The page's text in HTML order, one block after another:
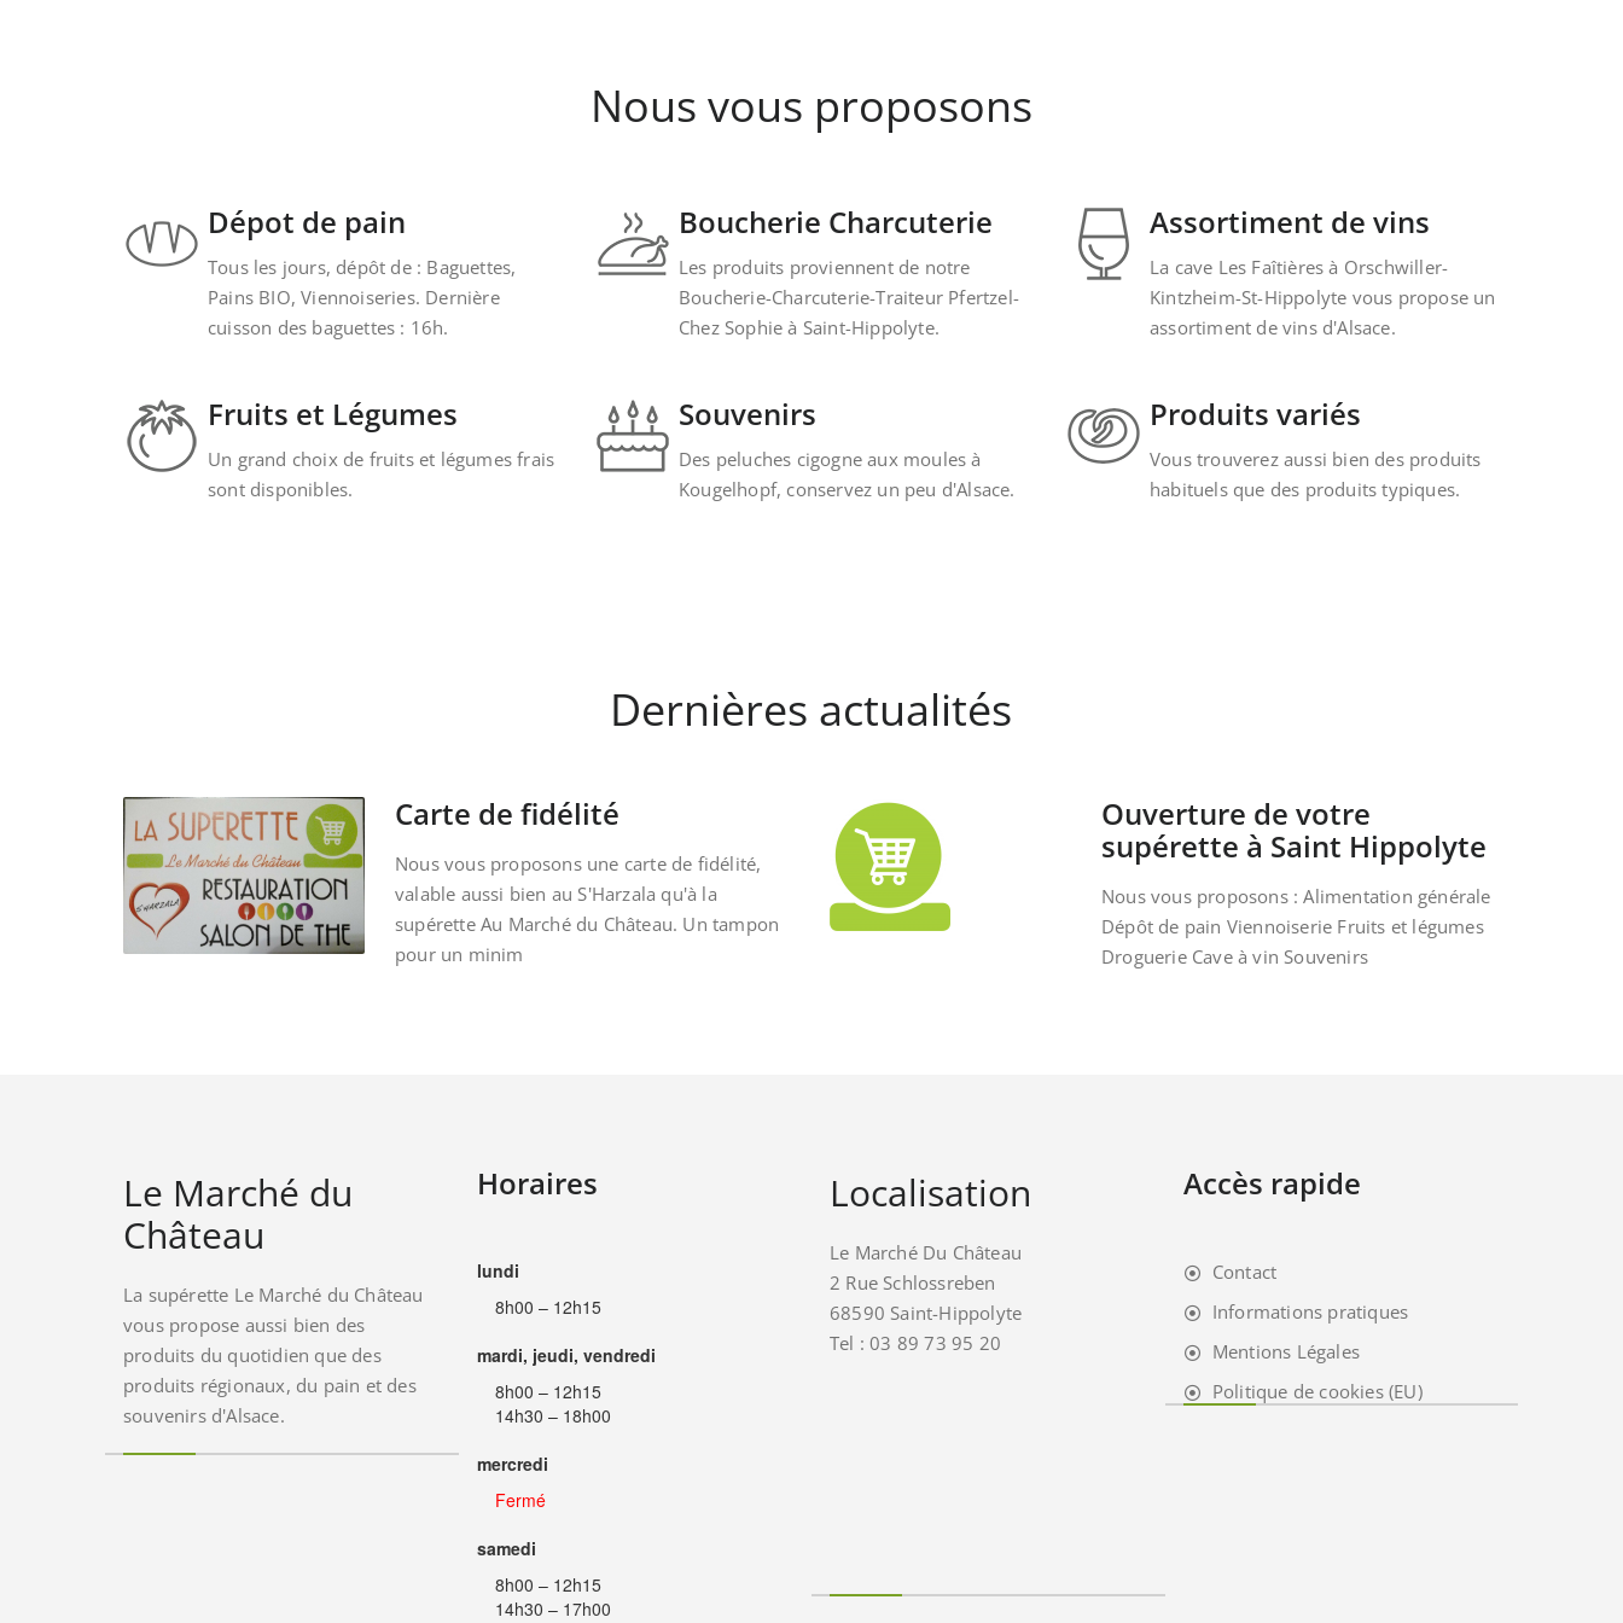
Nous vous proposons
Dépot de pain
Tous les jours, dépôt de : Baguettes,
Pains BIO, Viennoiseries. Dernière
cuisson des baguettes : 16h.
Boucherie Charcuterie
Les produits proviennent de notre
Boucherie-Charcuterie-Traiteur Pfertzel-
Chez Sophie à Saint-Hippolyte.
Assortiment de vins
La cave Les Faîtières à Orschwiller-
Kintzheim-St-Hippolyte vous propose un
assortiment de vins d'Alsace.
Fruits et Légumes
Un grand choix de fruits et légumes frais
sont disponibles.
Souvenirs
Des peluches cigogne aux moules à
Kougelhopf, conservez un peu d'Alsace.
Produits variés
Vous trouverez aussi bien des produits
habituels que des produits typiques.
Dernières actualités
Carte de fidélité
Nous vous proposons une carte de fidélité,
valable aussi bien au S'Harzala qu'à la
supérette Au Marché du Château. Un tampon
pour un minim
Ouverture de votre
supérette à Saint Hippolyte
Nous vous proposons : Alimentation générale
Dépôt de pain Viennoiserie Fruits et légumes
Droguerie Cave à vin Souvenirs
Le Marché du
Château
La supérette Le Marché du Château
vous propose aussi bien des
produits du quotidien que des
produits régionaux, du pain et des
souvenirs d'Alsace.
Horaires
lundi
8h00 – 12h15
mardi, jeudi, vendredi
8h00 – 12h15
14h30 – 18h00
mercredi
Fermé
samedi
8h00 – 12h15
14h30 – 17h00
Localisation
Le Marché Du Château
2 Rue Schlossreben
68590 Saint-Hippolyte
Tel : 03 89 73 95 20
Accès rapide
Contact
Informations pratiques
Mentions Légales
Politique de cookies (EU)